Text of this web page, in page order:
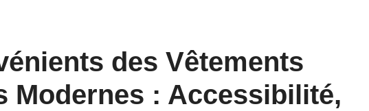
des Vêtements
Modernes : Accessibilité,